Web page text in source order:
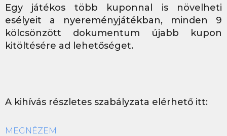
Egy játékos több kuponnal is növelheti
esélyeit a nyereményjátékban, minden 9
kölcsönzött dokumentum újabb kupon
kitöltésére ad lehetőséget.
A kihívás részletes szabályzata elérhető itt:
MEGNÉZEM